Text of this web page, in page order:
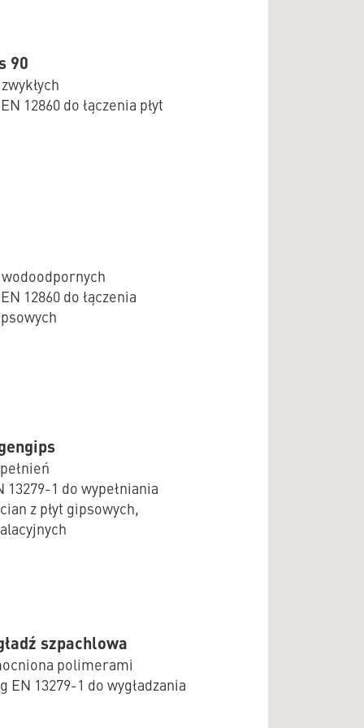
90
12860 do łączenia płyt
12860 do łączenia
1 do wypełniania
z płyt gipsowych,
szpachlowa
polimerami
EN 13279-1 do wygładzania